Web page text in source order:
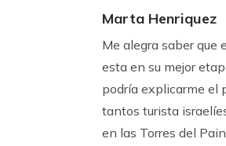
Marta Henriquez
Me alegra saber que
esta en su mejor
podría explicarme el
tantos turista
en las Torres del